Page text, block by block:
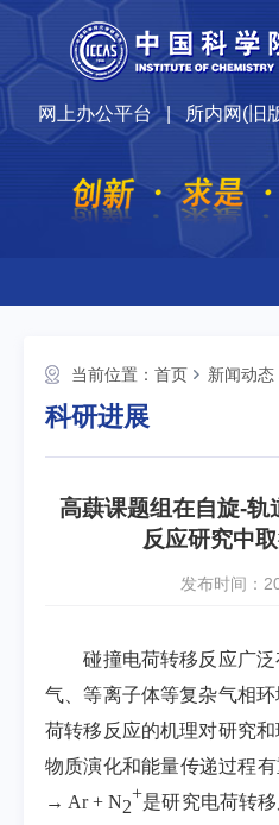
网上办公平台|所内网(旧
当前位置： 首页 新闻动态
科研进展
高蕻课题组在自旋-轨
反应研究中
发布时间：
碰撞电荷转移反应广
气、等离子体等复杂气相
荷转移反应的机理对研究
物质演化和能量传递过程有
→ Ar + N2
+是研究电荷转